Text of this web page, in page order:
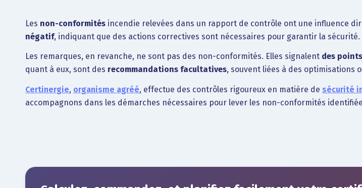
Les non-conformités incendie relevées dans un rapport de contrôle ont une influence
négatif, indiquant que des actions correctives sont nécessaires pour garantir la sécurité.
Les remarques, en revanche, ne sont pas des non-conformités. Elles signalent des
quant à eux, sont des recommandations facultatives, souvent liées à des optimisations
Certinergie, organisme agréé, effectue des contrôles rigoureux en matière de sécurité
accompagnons dans les démarches nécessaires pour lever les non-conformités